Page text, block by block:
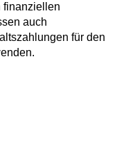
finanziellen
auch
für den